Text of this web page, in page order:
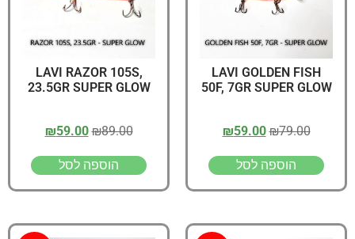
LAVI GOLDEN FISH
50F, 7GR SUPER GLOW
₪79.00
₪59.00
הוספה לסל
LAVI RAZOR 105S,
23.5GR SUPER GLOW
₪89.00
₪59.00
הוספה לסל